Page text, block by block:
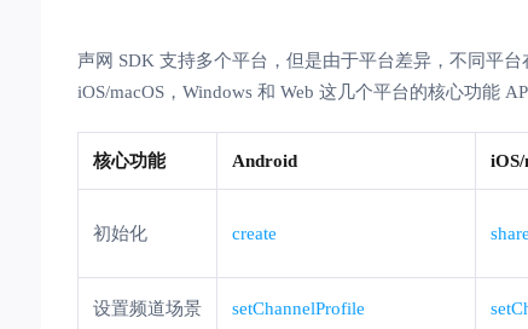
声网 SDK 支持多个平台，但是由于平台差异，不同平
iOS/macOS，Windows 和 Web 这几个平台的核心功能
核心功能 Android iOS/
初始化 create
设置频道场景 setChannelProfile